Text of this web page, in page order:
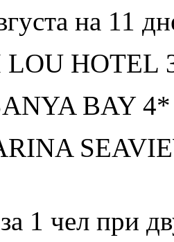
на 11
HOTEL
BAY 4*
1 чел при